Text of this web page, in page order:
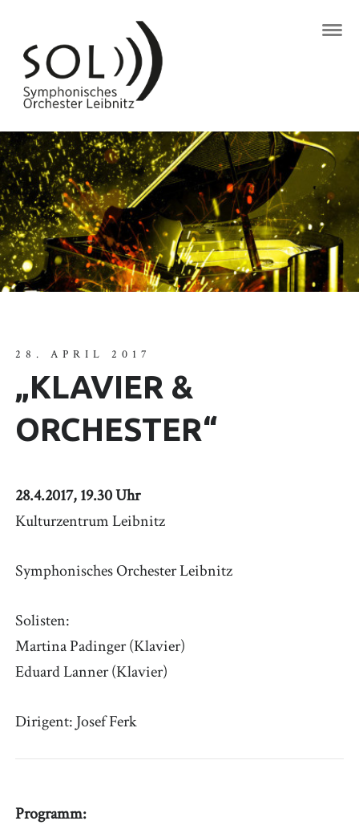
28. APRIL 2017
„KLAVIER &
ORCHESTER“
28.4.2017, 19.30 Uhr
Kulturzentrum Leibnitz
Symphonisches Orchester Leibnitz
Solisten:
Martina Padinger (Klavier)
Eduard Lanner (Klavier)
Dirigent: Josef Ferk
Programm: